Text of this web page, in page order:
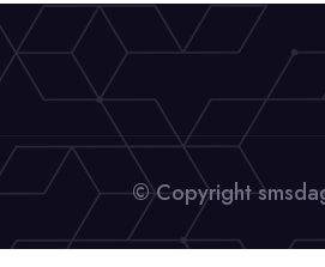
© Copyright